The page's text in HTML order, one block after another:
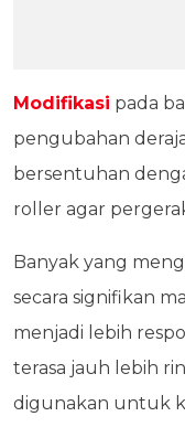
Modifikasi pada
pengubahan
bersentuhan
roller agar
Banyak yang
secara signifikan
menjadi lebih
terasa jauh lebih
digunakan untuk